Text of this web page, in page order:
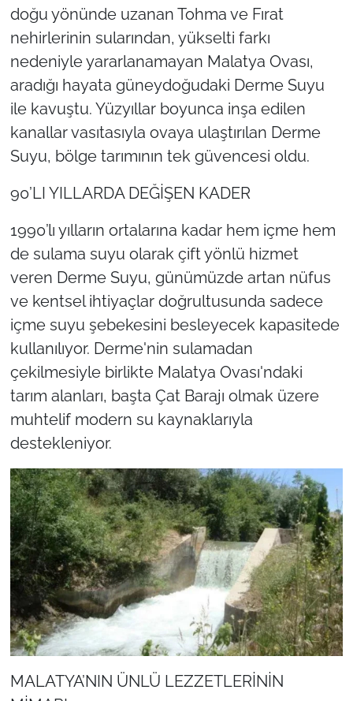
doğu yönünde uzanan Tohma ve Fırat
nehirlerinin sularından, yükselti farkı
nedeniyle yararlanamayan Malatya Ovası,
aradığı hayata güneydoğudaki Derme Suyu
ile kavuştu. Yüzyıllar boyunca inşa edilen
kanallar vasıtasıyla ovaya ulaştırılan Derme
Suyu, bölge tarımının tek güvencesi oldu.
90’LI YILLARDA DEĞİŞEN KADER
1990’lı yılların ortalarına kadar hem içme hem
de sulama suyu olarak çift yönlü hizmet
veren Derme Suyu, günümüzde artan nüfus
ve kentsel ihtiyaçlar doğrultusunda sadece
içme suyu şebekesini besleyecek kapasitede
kullanılıyor. Derme'nin sulamadan
çekilmesiyle birlikte Malatya Ovası'ndaki
tarım alanları, başta Çat Barajı olmak üzere
muhtelif modern su kaynaklarıyla
destekleniyor.
MALATYA’NIN ÜNLÜ LEZZETLERİNİN